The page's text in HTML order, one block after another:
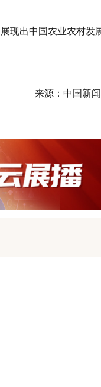
现出中国农业农村发
来源：中国新